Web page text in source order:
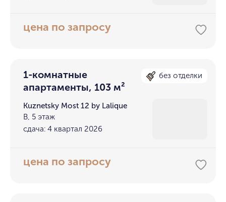
цена по запросу
1-комнатные
апартаменты, 103 м²
без отделки
Kuznetsky Most 12 by Lalique
В, 5 этаж
сдача: 4 квартал 2026
цена по запросу